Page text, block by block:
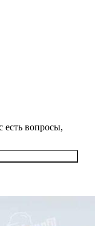
есть вопросы,